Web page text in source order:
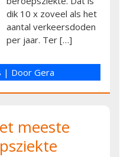
dik 10 x zoveel als het
aantal verkeersdoden
per jaar. Ter […]
| Door Gera
meeste